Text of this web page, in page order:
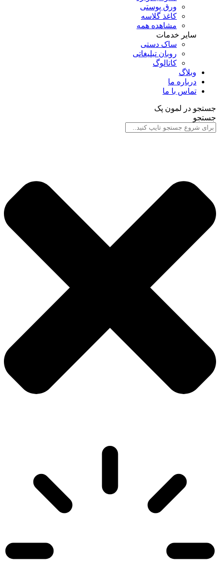
ورق پوستی
کاغذ گلاسه
مشاهده همه
سایر خدمات
ساک دستی
روبان تبلیغاتی
کاتالوگ
وبلاگ
درباره ما
تماس با ما
جستجو در لمون پک
جستجو